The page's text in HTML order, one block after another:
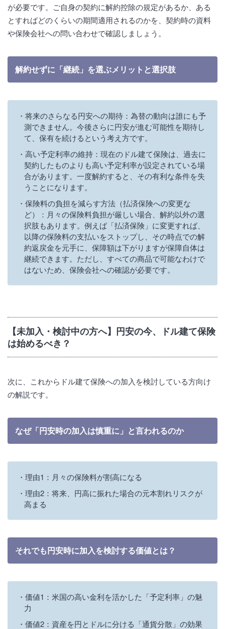
が必要です。ご自身の契約に解約控除の規定があるか、ある
とすればどのくらいの期間適用されるのかを、契約時の資料
や保険会社への問い合わせで確認しましょう。
解約せずに「継続」を選ぶメリットと選択肢
将来のさらなる円安への期待：為替の動向は誰にも予
測できません。今後さらに円安が進む可能性を期待し
て、保有を続けるという考え方です。
高い予定利率の維持：現在のドル建て保険は、過去に
契約したものよりも高い予定利率が設定されている場
合があります。一度解約すると、その有利な条件を失
うことになります。
保険料の負担を減らす方法（払済保険への変更な
ど）：月々の保険料負担が厳しい場合、解約以外の選
択肢もあります。例えば「払済保険」に変更すれば、
以降の保険料の支払いをストップし、その時点での解
約返戻金を元手に、保障額は下がりますが保障自体は
継続できます。ただし、すべての商品で可能なわけで
はないため、保険会社への確認が必要です。
【未加入・検討中の方へ】円安の今、ドル建て保険
は始めるべき？
次に、これからドル建て保険への加入を検討している方向け
の解説です。
なぜ「円安時の加入は慎重に」と言われるのか
理由1：月々の保険料が割高になる
理由2：将来、円高に振れた場合の元本割れリスクが
高まる
それでも円安時に加入を検討する価値とは？
価値1：米国の高い金利を活かした「予定利率」の魅
力
価値2：資産を円とドルに分ける「通貨分散」の効果